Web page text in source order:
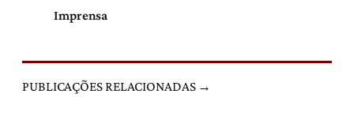
Imprensa
PUBLICAÇÕES RELACIONADAS →